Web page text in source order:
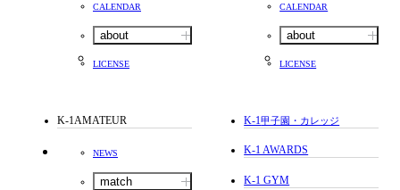
CALENDAR
about
LICENSE
CALENDAR
about
LICENSE
K-1AMATEUR
NEWS
match
K-1甲子園・カレッジ
K-1 AWARDS
K-1 GYM